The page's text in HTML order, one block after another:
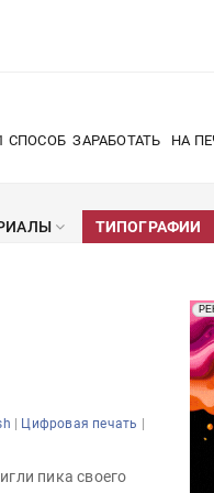
СПОСОБ ЗАРАБОТАТЬ НА
ТИПОГРАФИИ
| Цифровая печать |
пика своего